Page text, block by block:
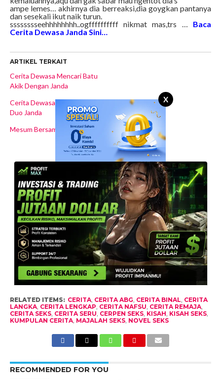
X
ampe lemes… akhirnya dia berreaksi,dia goygkan pantanya
dan sesekali ikut naik turun.
sssssssseehhhhhhhh..ogffffffffff nikmat mas,trs … Baca
Cerita Dewasa Janda Sini…
ARTIKEL TERKAIT
Cerita Dewasa Mencari Batu
Akik Dengan Janda
Cerita Dewasa Keganasan
Duo Janda
Mesum Bersama Janda Kaya
RELATED ITEMS: CERITA, CERITA ABG, CERITA BINAL, CERITA
LANGKA, CERITA LENGKAP, CERITA NAFSU, CERITA REMAJA,
CERITA SEKS, CERITA SERU, CERPEN SEKS, KISAH, KISAH SEKS,
KUMPULAN CERITA, MAJALAH SEKS, NOVEL SEKS
RECOMMENDED FOR YOU